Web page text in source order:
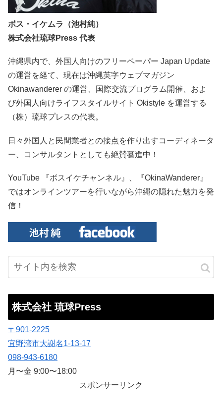
ボス・イケムラ（池村純）
株式会社琉球Press 代表
沖縄県内で、外国人向けのフリーペーパー Japan Update
の運営を経て、現在は沖縄英字ウェブマガジン
Okinawanderer の運営、国際交流プログラム開催、およ
び外国人向けライフスタイルサイト Okistyle を運営する
（株）琉球プレスの代表。
日々外国人と民間業者との接点を作り出すコーディネータ
ー、コンサルタントとしても絶賛驀進中！
YouTube 『ボスイケチャンネル』、『OkinaWanderer』
ではオンラインツアーを行いながら沖縄の隠れた魅力を発
信！
株式会社 琉球Press
〒901-2225
宜野湾市大謝名1-13-17
098-943-6180
月〜金 9:00〜18:00
スポンサーリンク